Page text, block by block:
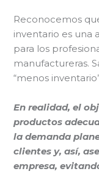
Reconocemos
inventario es una
para los
manufactureras.
“menos
En realidad, el
productos
la demanda
clientes y, así,
empresa,